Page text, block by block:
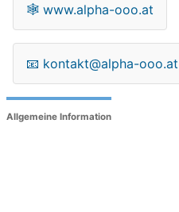
🕸 www.alpha-ooo.at
📧 kontakt@alpha-ooo.at
Allgemeine Information